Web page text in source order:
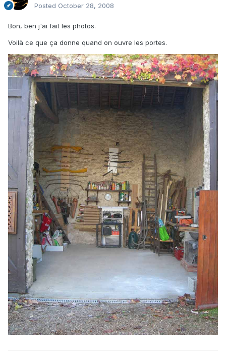
Posted October 28, 2008
Bon, ben j'ai fait les photos.
Voilà ce que ça donne quand on ouvre les portes.